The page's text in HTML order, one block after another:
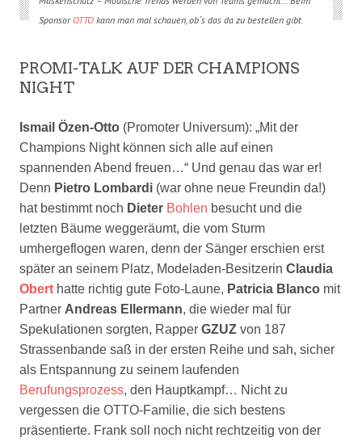
Sponsor OTTOkann man mal schauen, ob´s das da zu bestellen gibt.
PROMI-TALK AUF DER CHAMPIONS
NIGHT
Ismail Özen-Otto (Promoter Universum): „Mit der
Champions Night können sich alle auf einen
spannenden Abend freuen…“ Und genau das war er!
Denn Pietro Lombardi (war ohne neue Freundin da!)
hat bestimmt noch Dieter Bohlen besucht und die
letzten Bäume weggeräumt, die vom Sturm
umhergeflogen waren, denn der Sänger erschien erst
später an seinem Platz, Modeladen-Besitzerin Claudia
Obert hatte richtig gute Foto-Laune, Patricia Blanco mit
Partner Andreas Ellermann, die wieder mal für
Spekulationen sorgten, Rapper GZUZ von 187
Strassenbande saß in der ersten Reihe und sah, sicher
als Entspannung zu seinem laufenden
Berufungsprozess, den Hauptkampf… Nicht zu
vergessen die OTTO-Familie, die sich bestens
präsentierte. Frank soll noch nicht rechtzeitig von der